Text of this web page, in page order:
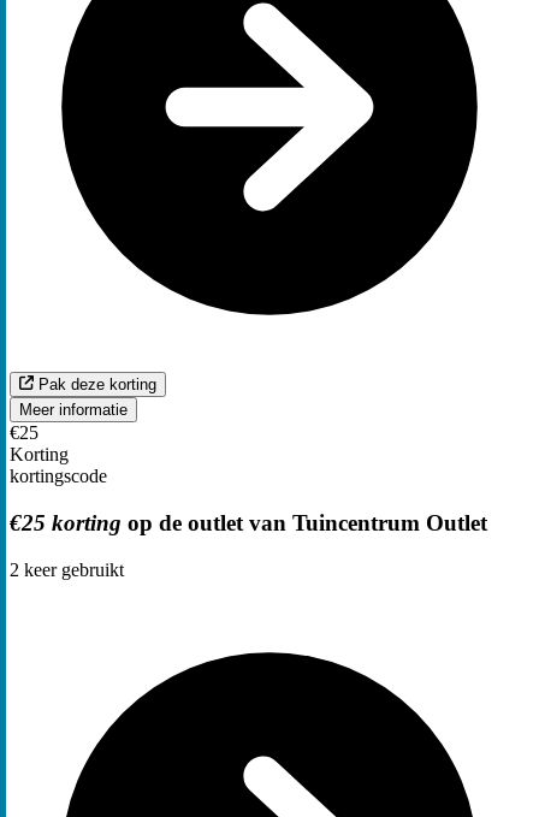
Pak deze korting
Meer informatie
€25
Korting
kortingscode
€25 korting op de outlet van Tuincentrum Outlet
2 keer gebruikt